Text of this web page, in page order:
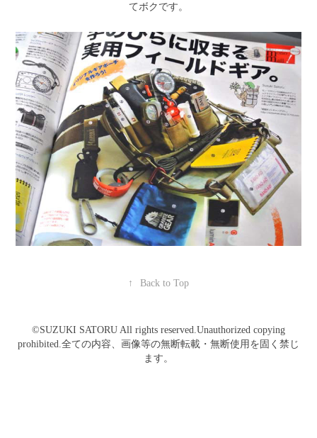
てボクです。
↑ Back to Top
©️SUZUKI SATORU All rights reserved.Unauthorized copying
prohibited.全ての内容、画像等の無断転載・無断使用を固く禁じ
ます。